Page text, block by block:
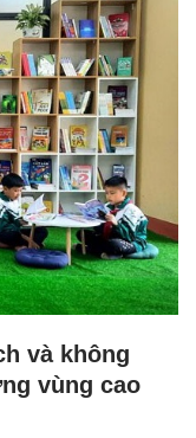
và không
vùng cao